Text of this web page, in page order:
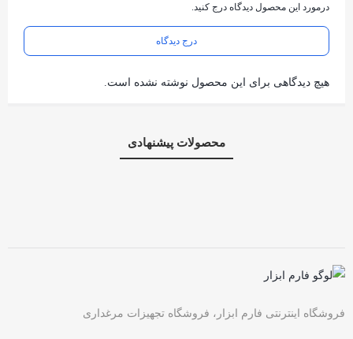
درمورد این محصول دیدگاه درج کنید.
درج دیدگاه
هیچ دیدگاهی برای این محصول نوشته نشده است.
محصولات پیشنهادی
فروشگاه اینترنتی فارم ابزار، فروشگاه تجهیزات مرغداری